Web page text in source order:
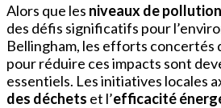
Alors que les niveaux de pollution
des défis significatifs pour
Bellingham, les efforts concertés
pour réduire ces impacts sont
essentiels. Les initiatives locales
des déchets et l’efficacité